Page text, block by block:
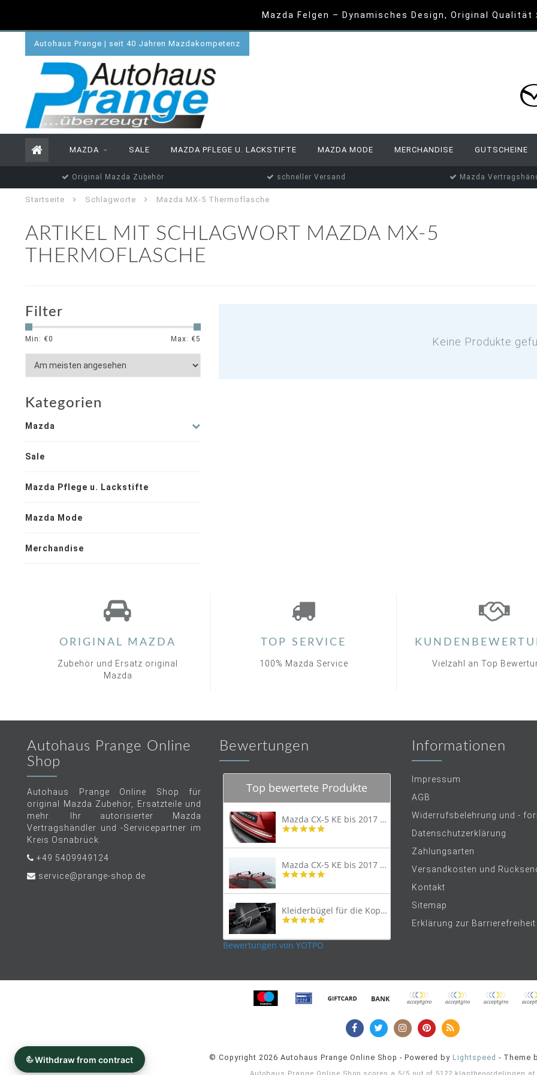
Mazda Felgen – Dynamisches Design, Original Qualität
Autohaus Prange | seit 40 Jahren Mazdakompetenz
MAZDA SALE MAZDA PFLEGE U. LACKSTIFTE MAZDA MODE MERCHANDISE GUTSCHEINE
Original Mazda Zubehör schneller Versand Mazda
Startseite Schlagworte Mazda MX-5 Thermoflasche
ARTIKEL MIT SCHLAGWORT MAZDA MX-5
THERMOFLASCHE
Filter
Min: €0 Max: €5
Kategorien
Mazda
Sale
Mazda Pflege u. Lackstifte
Mazda Mode
Merchandise
Keine Produkte
ORIGINAL MAZDA
Zubehör und Ersatz original
Mazda
TOP SERVICE
100% Mazda Service Vielzahl an Top
Autohaus Prange Online
Shop
Autohaus Prange Online Shop für
original Mazda Zubehör, Ersatzteile und
mehr. Ihr autorisierter Mazda
Vertragshändler und -Servicepartner im
Kreis Osnabrück.
+49 5409949124
service@prange-shop.de
Bewertungen
Top bewertete Produkte
Mazda CX-5 KE bis 2017 Trittschutzleiste Edelstahl original
4.8
rating
Mazda CX-5 KE bis 2017 Lastenträger Dachträger
4.9
rating
Kleiderbügel für die Kopfstütze
4.9
rating
Bewertungen von YOTPO
Informationen
Impressum
AGB
Widerrufsbelehrung und -
Datenschutzerklärung
Zahlungsarten
Versandkosten und
Kontakt
Sitemap
Erklärung zur Barrierefreiheit
© Copyright 2026 Autohaus Prange Online Shop - Powered by Lightspeed - Theme
Autohaus Prange Online Shop scores a 5/ 5 out of 5122 klantbeoordelingen at